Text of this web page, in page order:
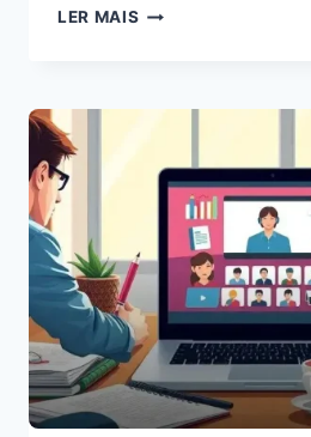
LER MAIS RESULTADO
2012:
SURPRESAS
NOTAS